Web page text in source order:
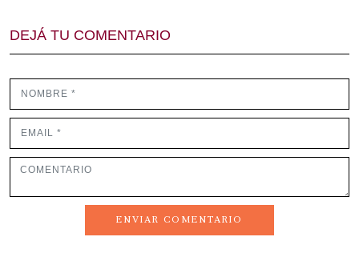
DEJÁ TU COMENTARIO
ENVIAR COMENTARIO